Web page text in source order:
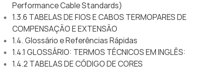
Performance Cable Standards)
1.3.6 TABELAS DE FIOS E CABOS TERMOPARES DE
COMPENSAÇÃO E EXTENSÃO
1.4. Glossário e Referências Rápidas
1.4.1 GLOSSÁRIO: TERMOS TÉCNICOS EM INGLÊS:
1.4.2 TABELAS DE CÓDIGO DE CORES